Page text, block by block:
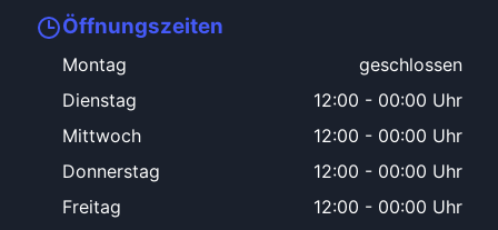
Öffnungszeiten
Montag
geschlossen
Dienstag
12:00 - 00:00 Uhr
Mittwoch
12:00 - 00:00 Uhr
Donnerstag
12:00 - 00:00 Uhr
Freitag
12:00 - 00:00 Uhr